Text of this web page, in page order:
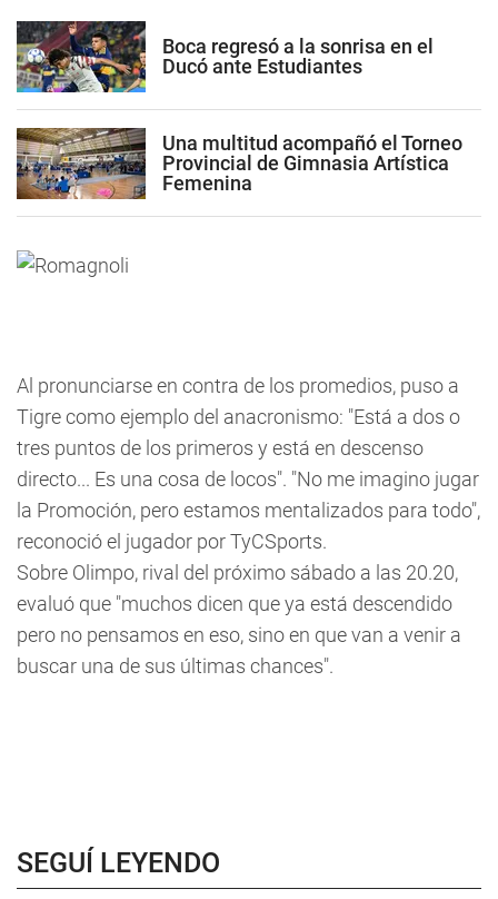
Boca regresó a la sonrisa en el
Ducó ante Estudiantes
Una multitud acompañó el Torneo
Provincial de Gimnasia Artística
Femenina
Al pronunciarse en contra de los promedios, puso a
Tigre como ejemplo del anacronismo: "Está a dos o
tres puntos de los primeros y está en descenso
directo... Es una cosa de locos". "No me imagino jugar
la Promoción, pero estamos mentalizados para todo",
reconoció el jugador por TyCSports.
Sobre Olimpo, rival del próximo sábado a las 20.20,
evaluó que "muchos dicen que ya está descendido
pero no pensamos en eso, sino en que van a venir a
buscar una de sus últimas chances".
SEGUÍ LEYENDO